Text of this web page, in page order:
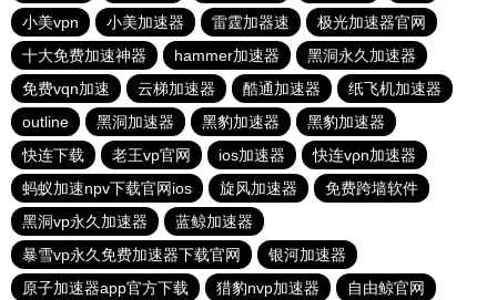
小美vpn
小美加速器 雷霆加器速
极光加速器官网
十大免费加速神器
hammer加速器
黑洞永久加速器
免费vqn加速
云梯加速器 酷通加速器
纸飞机加速器
outline
黑洞加速器 黑豹加速器
黑豹加速器
快连下载
老王vp官网 ios加速器
快连vρn加速器
蚂蚁加速npv下载官网ios
旋风加速器
免费跨墙软件
黑洞vp永久加速器
蓝鲸加速器
暴雪vp永久免费加速器下载官网
银河加速器
原子加速器app官方下载
猎豹nvp加速器 自由鲸官网